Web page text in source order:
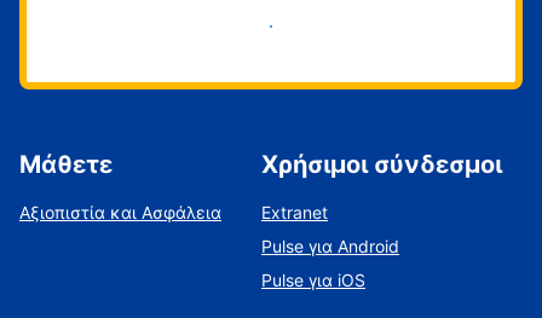
Ξεκινήστε τώρα
Μάθετε
Αξιοπιστία και Ασφάλεια
Χρήσιμοι σύνδεσμοι
Extranet
Pulse για Android
Pulse για iOS